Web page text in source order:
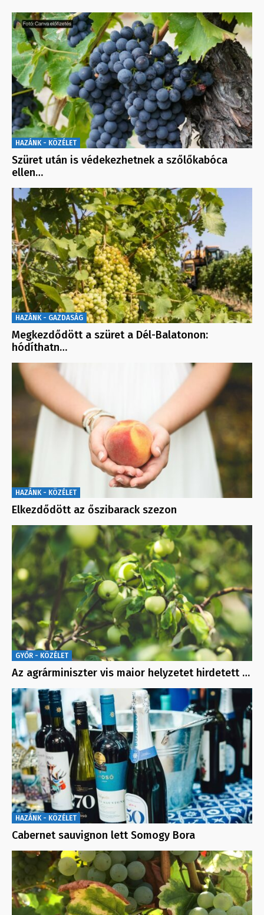
HAZÁNK - KÖZÉLET
Szüret után is védekezhetnek a szőlőkabóca
ellen…
HAZÁNK - GAZDASÁG
Megkezdődött a szüret a Dél-Balatonon:
hódíthatn…
HAZÁNK - KÖZÉLET
Elkezdődött az őszibarack szezon
GYŐR - KÖZÉLET
Az agrárminiszter vis maior helyzetet hirdetett …
HAZÁNK - KÖZÉLET
Cabernet sauvignon lett Somogy Bora